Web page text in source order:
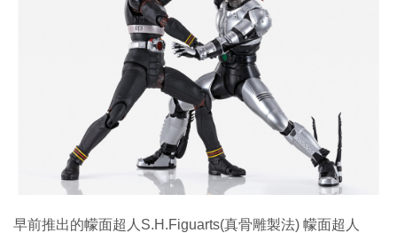
生成式AI與雲端應用
Enterprise Digital Transformation
早前推出的幪面超人S.H.Figuarts(真骨雕製法) 幪面超人